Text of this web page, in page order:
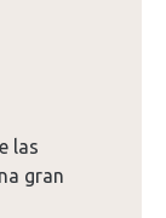
las
gran